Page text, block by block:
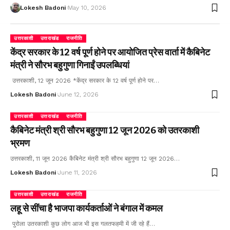
Lokesh Badoni May 10, 2026
उत्तरकाशी उत्तराखंड राजनीति
केंद्र सरकार के 12 वर्ष पूर्ण होने पर आयोजित प्रेस वार्ता में कैबिनेट
मंत्री ने सौरभ बहुगुणा गिनाईं उपलब्धियां
उत्तरकाशी, 12 जून 2026 *केंद्र सरकार के 12 वर्ष पूर्ण होने पर…
Lokesh Badoni June 12, 2026
उत्तरकाशी उत्तराखंड राजनीति
कैबिनेट मंत्री श्री सौरभ बहुगुणा 12 जून 2026 को उतरकाशी
भ्रमण
उत्तरकाशी, 11 जून 2026 कैबिनेट मंत्री श्री सौरभ बहुगुणा 12 जून 2026…
Lokesh Badoni June 11, 2026
उत्तरकाशी उत्तराखंड राजनीति
लहू से सींचा है भाजपा कार्यकर्ताओं ने बंगाल में कमल
पुरोला उतरकाशी कुछ लोग आज भी इस गलतफहमी में जी रहे हैं…